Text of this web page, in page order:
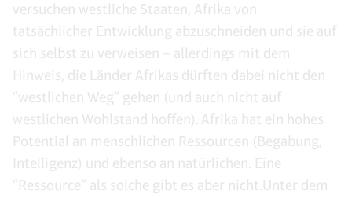
versuchen westliche Staaten, Afrika von
tatsächlicher Entwicklung abzuschneiden und sie auf
sich selbst zu verweisen – allerdings mit dem
Hinweis, die Länder Afrikas dürften dabei nicht den
“westlichen Weg” gehen (und auch nicht auf
westlichen Wohlstand hoffen). Afrika hat ein hohes
Potential an menschlichen Ressourcen (Begabung,
Intelligenz) und ebenso an natürlichen. Eine
“Ressource” als solche gibt es aber nicht.Unter dem